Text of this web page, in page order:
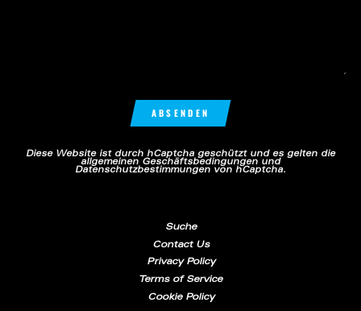
ABSENDEN
Diese Website ist durch hCaptcha geschützt und es gelten die
allgemeinen Geschäftsbedingungen und
Datenschutzbestimmungen von hCaptcha.
Suche
Contact Us
Privacy Policy
Terms of Service
Cookie Policy